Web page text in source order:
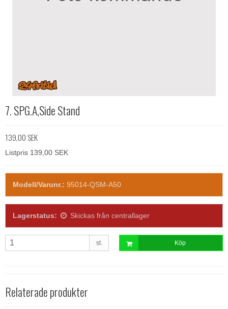
7. SPG.A,Side Stand
139,00 SEK
Listpris 139,00 SEK
Modell/Varunr.: 95014-QSM-A50
Lagerstatus: Skickas från centrallager
st. Köp
Relaterade produkter